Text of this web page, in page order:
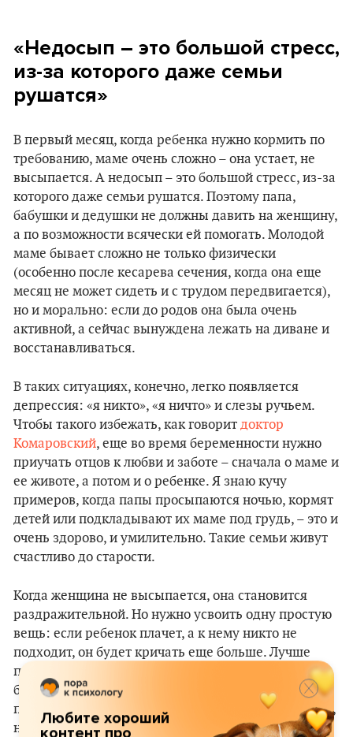
«Недосып – это большой стресс,
из-за которого даже семьи
рушатся»
В первый месяц, когда ребенка нужно кормить по
требованию, маме очень сложно – она устает, не
высыпается. А недосып – это большой стресс, из-за
которого даже семьи рушатся. Поэтому папа,
бабушки и дедушки не должны давить на женщину,
а по возможности всячески ей помогать. Молодой
маме бывает сложно не только физически
(особенно после кесарева сечения, когда она еще
месяц не может сидеть и с трудом передвигается),
но и морально: если до родов она была очень
активной, а сейчас вынуждена лежать на диване и
восстанавливаться.
В таких ситуациях, конечно, легко появляется
депрессия: «я никто», «я ничто» и слезы ручьем.
Чтобы такого избежать, как говорит доктор
Комаровский, еще во время беременности нужно
приучать отцов к любви и заботе – сначала о маме и
ее животе, а потом и о ребенке. Я знаю кучу
примеров, когда папы просыпаются ночью, кормят
детей или подкладывают их маме под грудь, – это и
очень здорово, и умилительно. Такие семьи живут
счастливо до старости.
Когда женщина не высыпается, она становится
раздражительной. Но нужно усвоить одну простую
вещь: если ребенок плачет, а к нему никто не
подходит, он будет кричать еще больше. Лучше
просто взять его на руки – он почувствует себя в
безопасности и успокоится за пять минут. Можно
положить ребенка возле себя. Многие против этого,
но ничего плохого здесь нет – и ребенок спокоен, и
Любите хороший